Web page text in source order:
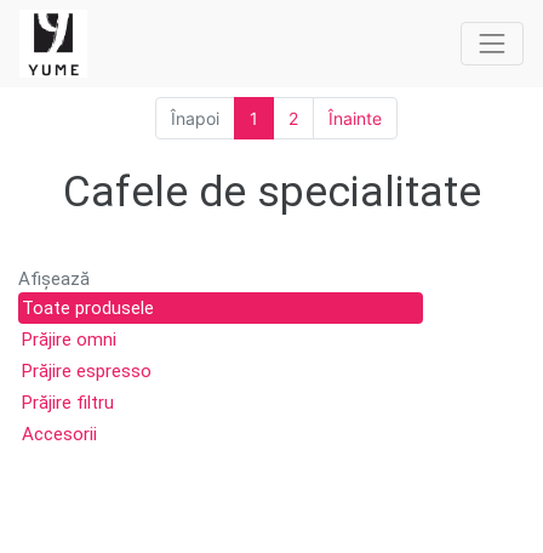
Înapoi 1 2 Înainte
Cafele de specialitate
Afișează
Toate produsele
Prăjire omni
Prăjire espresso
Prăjire filtru
Accesorii